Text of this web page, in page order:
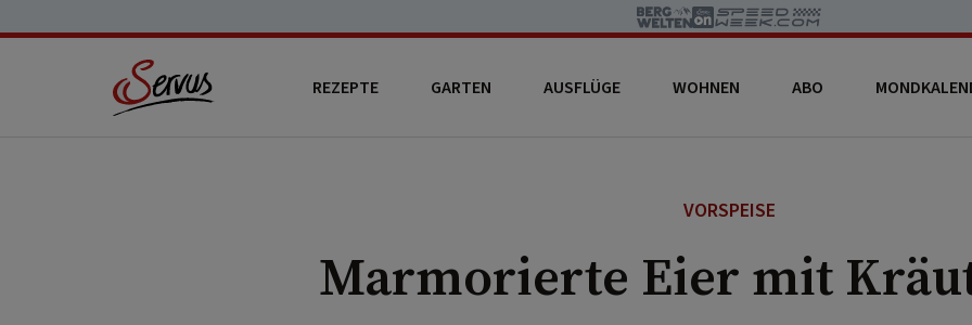
REZEPTE GARTEN AUSFLÜGE WOHNEN ABO
VORSPEISE
Marmorierte Eier mit